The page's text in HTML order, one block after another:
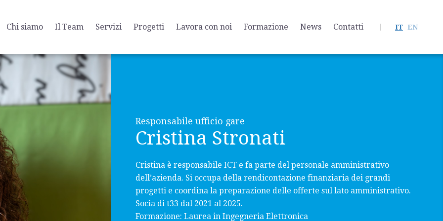
Chi siamo Il Team Servizi Progetti Lavora con noi Formazione News Contatti IT EN
Responsabile ufficio gare
Cristina Stronati
Cristina è responsabile ICT e fa parte del personale amministrativo
dell’azienda. Si occupa della rendicontazione finanziaria dei grandi
progetti e coordina la preparazione delle offerte sul lato amministrativo.
Socia di t33 dal 2021 al 2025.
Formazione: Laurea in Ingegneria Elettronica